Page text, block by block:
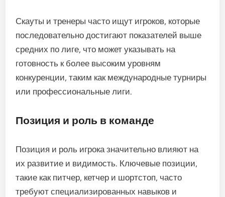
Скауты и тренеры часто ищут игроков, которые
последовательно достигают показателей выше
средних по лиге, что может указывать на
готовность к более высоким уровням
конкуренции, таким как международные турниры
или профессиональные лиги.
Позиция и роль в команде
Позиция и роль игрока значительно влияют на
их развитие и видимость. Ключевые позиции,
такие как питчер, кетчер и шортстоп, часто
требуют специализированных навыков и